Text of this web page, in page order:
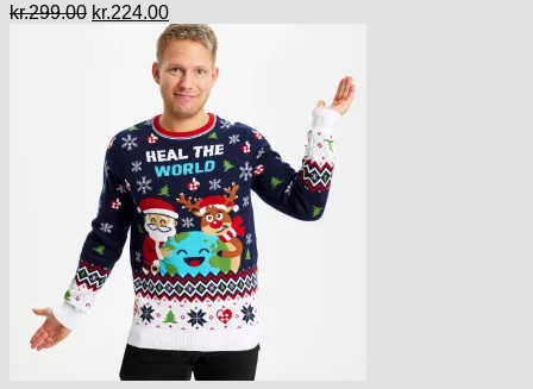
kr.299.00 Den
oprindelige
kr.299.00.
kr.224.00Den
aktuelle
pris
er:
kr.224.00.